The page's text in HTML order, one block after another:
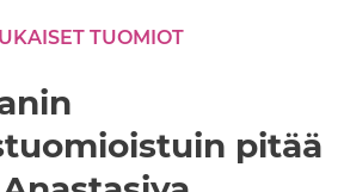
TUOMIOT
pitää